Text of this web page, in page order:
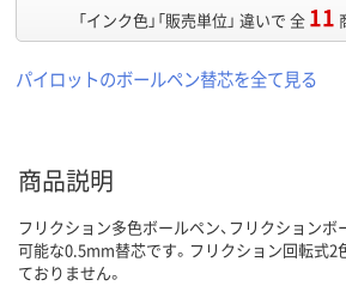
「インク色」「販売単位」 違いで 全 11
パイロットのボールペン替芯を全て見る
商品説明
フリクション多色ボールペン、フリクションボ
可能な0.5mm替芯です。フリクション回転式2
ておりません。